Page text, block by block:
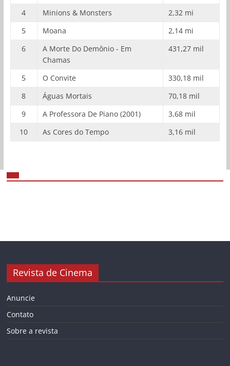
4
Minions & Monsters
2,32 mi
5
Moana
2,14 mi
6
A Morte Do Demônio - Em
Chamas
431,27 mil
5 O Convite
330,18 mil
8
Águas Mortais
70,18 mil
9
A Professora De Piano (2001)
3,68 mil
10
As Cores do Tempo 3,16 mil
Revista de Cinema
Anuncie
Contato
Sobre a revista